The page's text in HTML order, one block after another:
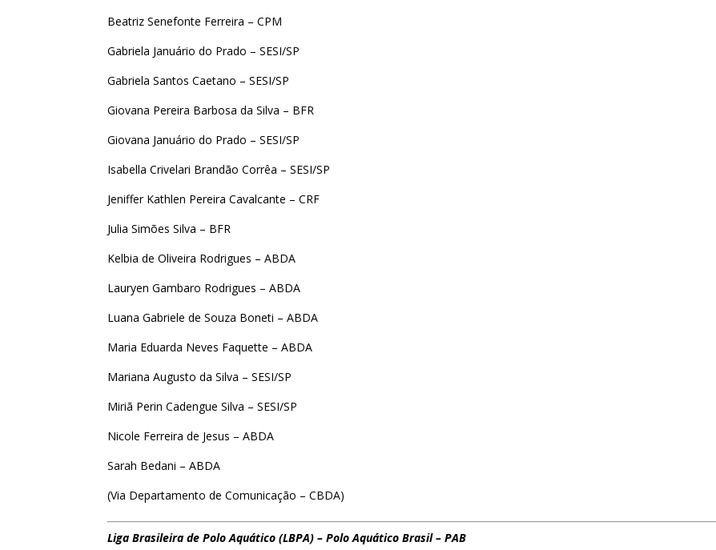
Beatriz Senefonte Ferreira – CPM
Gabriela Januário do Prado – SESI/SP
Gabriela Santos Caetano – SESI/SP
Giovana Pereira Barbosa da Silva – BFR
Giovana Januário do Prado – SESI/SP
Isabella Crivelari Brandão Corrêa – SESI/SP
Jeniffer Kathlen Pereira Cavalcante – CRF
Julia Simões Silva – BFR
Kelbia de Oliveira Rodrigues – ABDA
Lauryen Gambaro Rodrigues – ABDA
Luana Gabriele de Souza Boneti – ABDA
Maria Eduarda Neves Faquette – ABDA
Mariana Augusto da Silva – SESI/SP
Miriã Perin Cadengue Silva – SESI/SP
Nicole Ferreira de Jesus – ABDA
Sarah Bedani – ABDA
(Via Departamento de Comunicação – CBDA)
Liga Brasileira de Polo Aquático (LBPA) – Polo Aquático Brasil – PAB